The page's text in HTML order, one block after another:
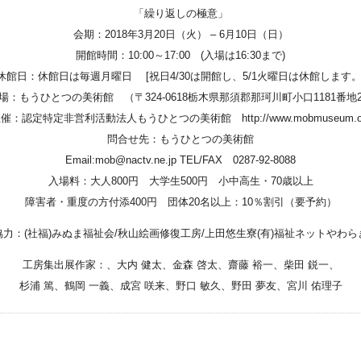
Youtube
online-shop
南関東・甲信障害者
アートサポートセンター
社会福祉法人みぬま福祉会
「繰り返しの極意」
会期：2018年3月20日（火） – 6月10日（日）
開館時間：10:00～17:00 (入場は16:30まで)
館日：休館日は毎週月曜日 [祝日4/30は開館し、5/1火曜日は休館します
：もうひとつの美術館 （〒324-0618栃木県那須郡那珂川町小口1181番地2
：認定特定非営利活動法人もうひとつの美術館 http://
問合せ先：もうひとつの美術館
Email:mob@nactv.ne.jp TEL/FAX 0287-92-8088
入場料：大人800円 大学生500円 小中高生・70歳以上
障害者・重度の方付添400円 団体20名以上：10％割引（要予約）
力：(社福)みぬま福祉会/秋山絵画修復工房/上田悠生寮(有)福祉ネットやわら
工房集出展作家：、大内 健太、金森 啓太、齋藤 裕一、柴田 鋭一、
杉浦 篤、鶴岡 一義、成宮 咲来、野口 敏久、野田 夢友、宮川 佑理子